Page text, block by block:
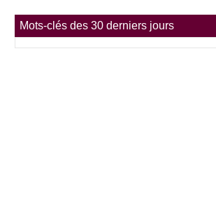
Mots-clés des 30 derniers jours